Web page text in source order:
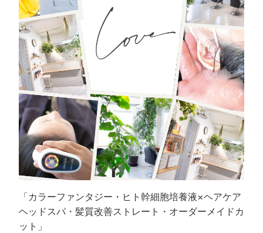
「カラーファンタジー・ヒト幹細胞培養液×ヘアケア
ヘッドスパ・髪質改善ストレート・オーダーメイドカ
ット」